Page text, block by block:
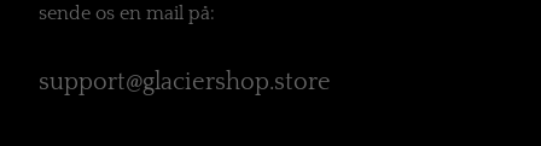
sende os en mail på:
support@glaciershop.store